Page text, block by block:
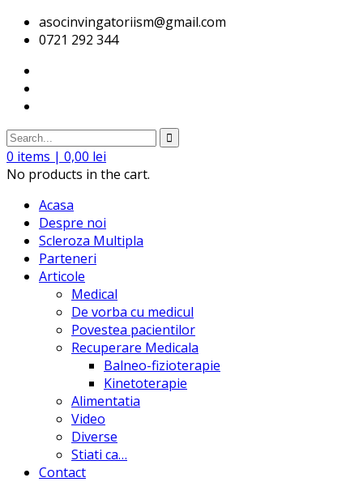
asocinvingatoriism@gmail.com
0721 292 344
0 items | 0,00 lei
No products in the cart.
Acasa
Despre noi
Scleroza Multipla
Parteneri
Articole
Medical
De vorba cu medicul
Povestea pacientilor
Recuperare Medicala
Balneo-fizioterapie
Kinetoterapie
Alimentatia
Video
Diverse
Stiati ca…
Contact